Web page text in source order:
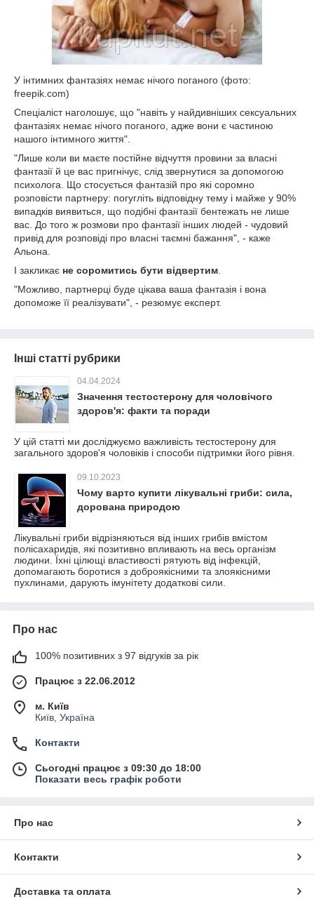
У інтимних фантазіях немає нічого поганого (фото:
freepik.com)
Спеціаліст наголошує, що "навіть у найдивніших сексуальних
фантазіях немає нічого поганого, адже вони є частиною
нашого інтимного життя".
"Лише коли ви маєте постійне відчуття провини за власні
фантазії й це вас пригнічує, слід звернутися за допомогою
психолога. Що стосується фантазій про які соромно
розповісти партнеру: погугліть відповідну тему і майже у 90%
випадків виявиться, що подібні фантазії бентежать не лише
вас. До того ж розмови про фантазії інших людей - чудовий
привід для розповіді про власні таємні бажання", - каже
Альона.
І закликає не соромитись бути відвертим
"Можливо, партнерці буде цікава ваша фантазія і вона
допоможе її реалізувати", - резюмує експерт.
Інші статті рубрики
04.04.2024
Значення тестостерону для чоловічого
здоров'я: факти та поради
У цій статті ми досліджуємо важливість тестостерону для
загального здоров'я чоловіків і способи підтримки його рівня.
09.10.2023
Чому варто купити лікувальні гриби: сила,
дорована природою
Лікувальні гриби відрізняються від інших грибів вмістом
полісахаридів, які позитивно впливають на весь організм
людини. Їхні цілющі властивості рятують від інфекцій,
допомагають боротися з доброякісними та злоякісними
пухлинами, дарують імунітету додаткові сили.
Про нас
100% позитивних з 97 відгуків за рік
Працює з 22.06.2012
м. Київ
Київ, Україна
Контакти
Сьогодні працює з 09:30 до 18:00
Показати весь графік роботи
Про нас
Контакти
Доставка та оплата